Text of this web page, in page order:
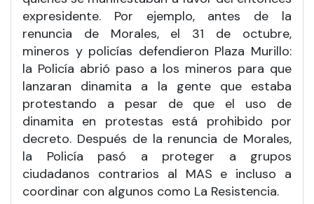
expresidente. Por ejemplo, antes de la
renuncia de Morales, el 31 de octubre,
mineros y policías defendieron Plaza Murillo:
la Policía abrió paso a los mineros para que
lanzaran dinamita a la gente que estaba
protestando a pesar de que el uso de
dinamita en protestas está prohibido por
decreto. Después de la renuncia de Morales,
la Policía pasó a proteger a grupos
ciudadanos contrarios al MAS e incluso a
coordinar con algunos como La Resistencia.